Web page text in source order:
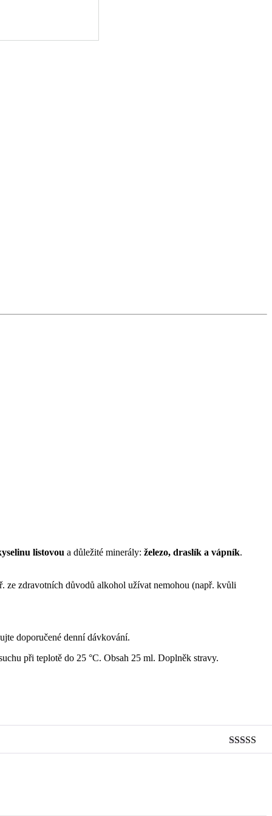
listovou a důležité minerály: železo, draslík a vápník.
ze zdravotních důvodů alkohol užívat nemohou (např. kvůli
doporučené denní dávkování.
při teplotě do 25 °C. Obsah 25 ml. Doplněk stravy.